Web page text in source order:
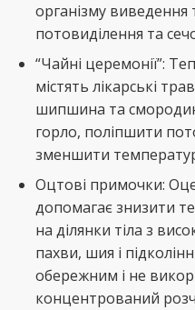
організму виведення
потовиділення та
“Чайні церемонії”:
містять лікарські
шипшина та
горло, поліпшити
зменшити
Оцтові примочки:
допомагає знизити
на ділянки тіла з
пахви, шия і
обережним і не
концентрований